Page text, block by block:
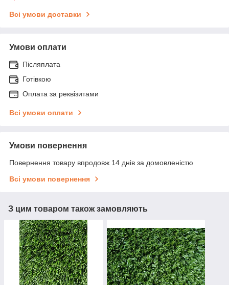
Всі умови доставки
Умови оплати
Післяплата
Готівкою
Оплата за реквізитами
Всі умови оплати
Умови повернення
Повернення товару впродовж 14 днів за домовленістю
Всі умови повернення
З цим товаром також замовляють